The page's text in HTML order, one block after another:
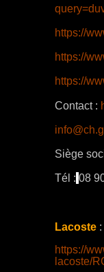
https://
https://
https://
Contact :
Siège
Tél : 08
Lacoste
https://
lacoste/